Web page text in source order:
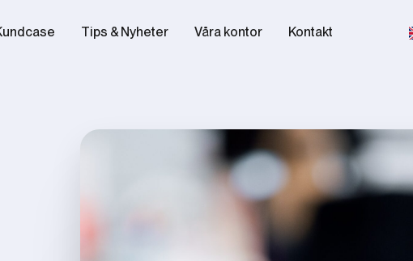
Tips & Nyheter Våra kontor Kontakt